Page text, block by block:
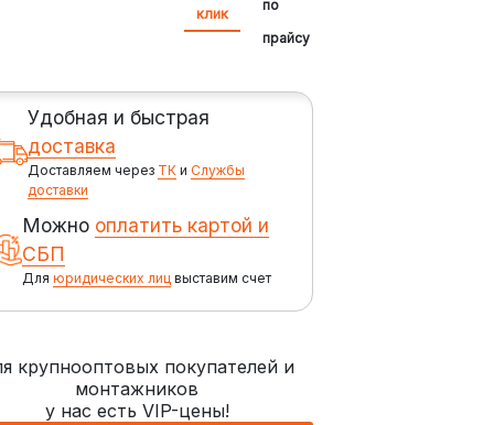
клик
по
прайсу
Удобная и быстрая
доставка
Доставляем через ТКи Службы
доставки
Можно оплатить картой и
СБП
Для юридических лицвыставим счет
крупнооптовых покупателей и
монтажников
у нас есть VIP-цены!